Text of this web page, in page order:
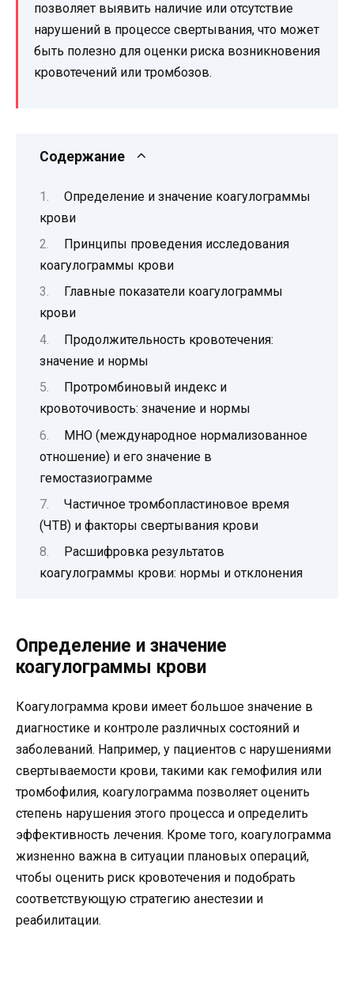
позволяет выявить наличие или отсутствие
нарушений в процессе свертывания, что может
быть полезно для оценки риска возникновения
кровотечений или тромбозов.
Содержание
Определение и значение коагулограммы
крови
Принципы проведения исследования
коагулограммы крови
Главные показатели коагулограммы
крови
Продолжительность кровотечения:
значение и нормы
Протромбиновый индекс и
кровоточивость: значение и нормы
МНО (международное нормализованное
отношение) и его значение в
гемостазиограмме
Частичное тромбопластиновое время
(ЧТВ) и факторы свертывания крови
Расшифровка результатов
коагулограммы крови: нормы и отклонения
Определение и значение
коагулограммы крови
Коагулограмма крови имеет большое значение в
диагностике и контроле различных состояний и
заболеваний. Например, у пациентов с нарушениями
свертываемости крови, такими как гемофилия или
тромбофилия, коагулограмма позволяет оценить
степень нарушения этого процесса и определить
эффективность лечения. Кроме того, коагулограмма
жизненно важна в ситуации плановых операций,
чтобы оценить риск кровотечения и подобрать
соответствующую стратегию анестезии и
реабилитации.